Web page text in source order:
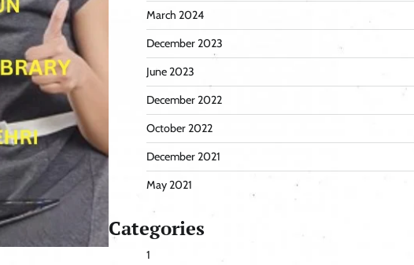
March 2024
December 2023
June 2023
December 2022
October 2022
December 2021
May 2021
Categories
1